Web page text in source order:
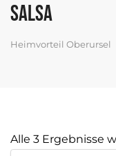
Salsa
Heimvorteil Oberursel
Alle 3 Ergebnisse